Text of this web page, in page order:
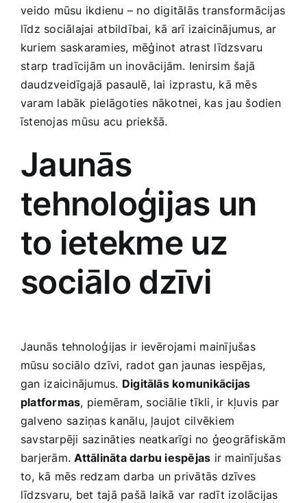
Rotaļlietas, bērnu preces
Smaržas, kosmētika
Sports, tūrisms un atpūta
TV un Sadzīves tehnika
Zoo preces
⁢veido mūsu ikdienu – no digitālās transformācijas
līdz sociālajai ⁤atbildībai, kā arī izaicinājumus, ar
kuriem saskaramies, mēģinot atrast ‌līdzsvaru
⁣starp tradīcijām un inovācijām. Ienirsim šajā
daudzveidīgajā ⁤pasaulē, lai izprastu, kā mēs
varam labāk pielāgoties nākotnei, kas⁣ jau šodien
īstenojas mūsu acu priekšā.
Jaunās ​
tehnoloģijas​ un
to ietekme uz
sociālo dzīvi
Jaunās tehnoloģijas ir ievērojami⁣ mainījušas
mūsu sociālo ‍dzīvi, radot gan jaunas iespējas,
gan ⁣izaicinājumus. Digitālās komunikācijas
platformas, piemēram, sociālie tīkli, ir kļuvis par
galveno ⁤saziņas ⁣kanālu, ļaujot cilvēkiem
savstarpēji sazināties neatkarīgi no ģeogrāfiskām⁤
barjerām.Attālināta darbu iespējas ir mainījušas
to, kā mēs redzam ‌darba un privātās dzīves​
līdzsvaru, ⁣bet ‍tajā pašā laikā var radīt izolācijas